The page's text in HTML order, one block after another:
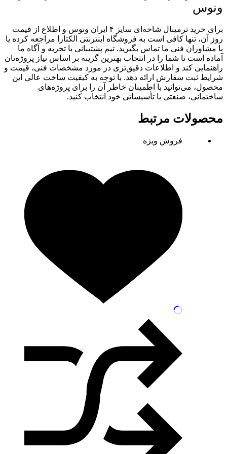
ونوس
برای خرید ترمینال شاخه‌ای سایز ۴ ایران ونوس و اطلاع از قیمت
روز آن، تنها کافی است به فروشگاه اینترنتی الکتارا مراجعه کرده یا
با مشاوران فنی ما تماس بگیرید. تیم پشتیبانی با تجربه و آگاه ما
آماده است تا شما را در انتخاب بهترین گزینه بر اساس نیاز پروژه‌تان
راهنمایی کند و اطلاعات دقیق‌تری در مورد مشخصات فنی، قیمت و
شرایط ثبت سفارش ارائه دهد. با توجه به کیفیت ساخت عالی این
محصول، می‌توانید با اطمینان خاطر آن را برای پروژه‌های
ساختمانی، صنعتی یا تأسیساتی خود انتخاب کنید.
محصولات مرتبط
فروش ویژه